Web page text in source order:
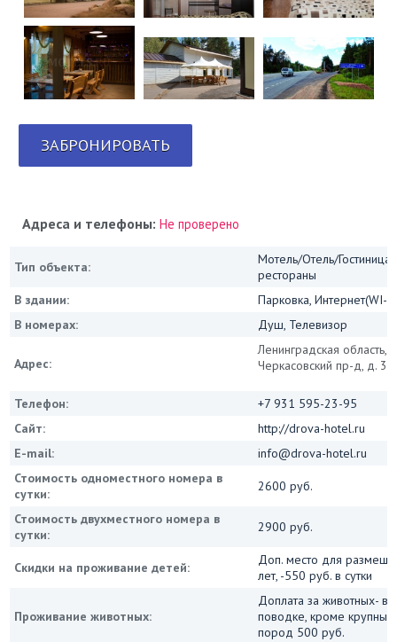
ЗАБРОНИРОВАТЬ
Адреса и телефоны:Не проверено
Тип объекта:
Мотель/Отель/
рестораны
В здании:
Парковка, Интернет(WI-
В номерах:
Душ, Телевизор
Адрес:
Ленинградская область,
Черкасовский пр-д, д. 31
Телефон:
+7 931 595-23-95
Сайт:
http://drova-hotel.ru
E-mail:
info@drova-hotel.ru
Стоимость одноместного номера в
сутки:
2600 руб.
Стоимость двухместного номера в
сутки:
2900 руб.
Скидки на проживание детей:
Доп. место для
лет, -550 руб. в сутки
Проживание животных:
Доплата за животных- в
поводке, кроме крупных
пород 500 руб.